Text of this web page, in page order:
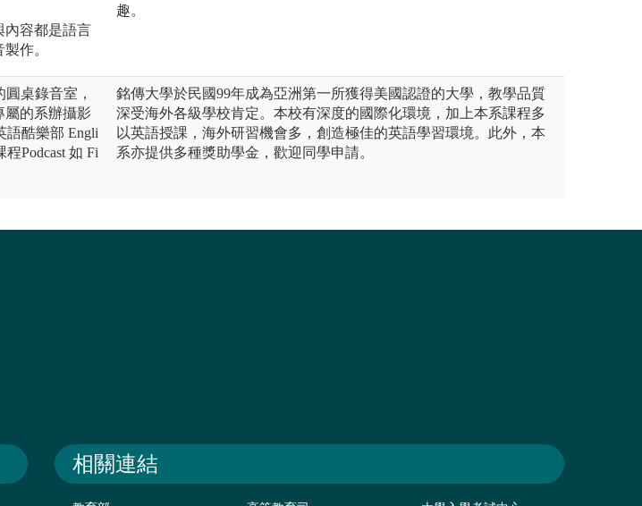
內容都是語言
作。
趣。
桌錄音室，
屬的系辦攝影
語酷樂部 Engli
Podcast 如 Fi
銘傳大學於民國99年成為亞洲第一所獲得美國認證的大學，教學品質
深受海外各級學校肯定。本校有深度的國際化環境，加上本系課程多
以英語授課，海外研習機會多，創造極佳的英語學習環境。此外，本
系亦提供多種獎助學金，歡迎同學申請。
相關連結